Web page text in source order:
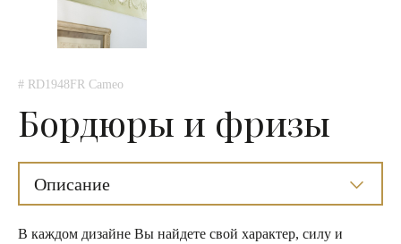
# RD1948FR Cameo
Бордюры и фризы
Описание
В каждом дизайне Вы найдете свой характер, силу и